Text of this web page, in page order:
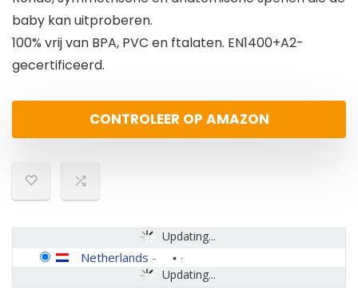
baby kan uitproberen.
100% vrij van BPA, PVC en ftalaten. EN1400+A2-
gecertificeerd.
CONTROLEER OP AMAZON
Updating...
Updating...
Netherlands -